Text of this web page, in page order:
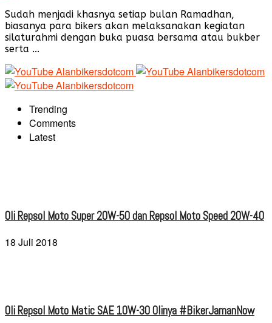
Sudah menjadi khasnya setiap bulan Ramadhan,
biasanya para bikers akan melaksanakan kegiatan
silaturahmi dengan buka puasa bersama atau bukber
serta ...
Trending
Comments
Latest
Oli Repsol Moto Super 20W-50 dan Repsol Moto Speed 20W-40
18 Juli 2018
Oli Repsol Moto Matic SAE 10W-30 Olinya #BikerJamanNow